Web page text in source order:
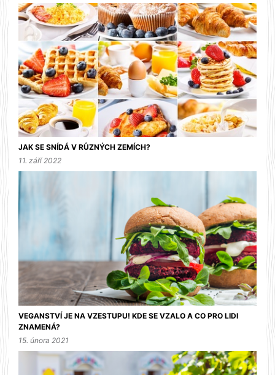
JAK SE SNÍDÁ V RŮZNÝCH ZEMÍCH?
11. září 2022
VEGANSTVÍ JE NA VZESTUPU! KDE SE VZALO A CO PRO LIDI
ZNAMENÁ?
15. února 2021